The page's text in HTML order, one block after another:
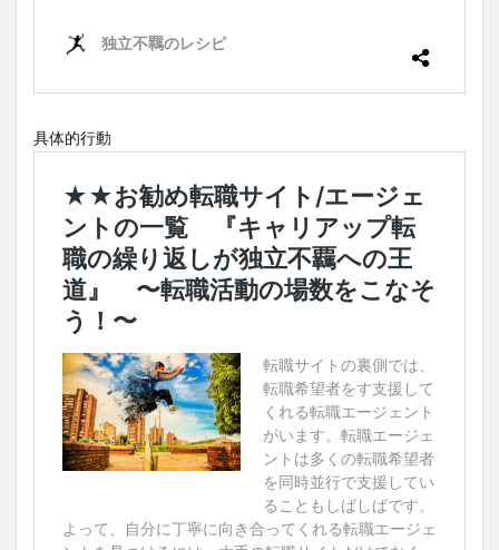
具体的行動